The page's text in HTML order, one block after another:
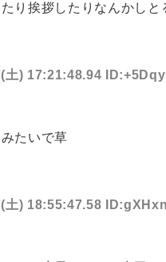
り挨拶したりなんかしと
土) 17:21:48.94
たいで草
土) 18:55:47.58